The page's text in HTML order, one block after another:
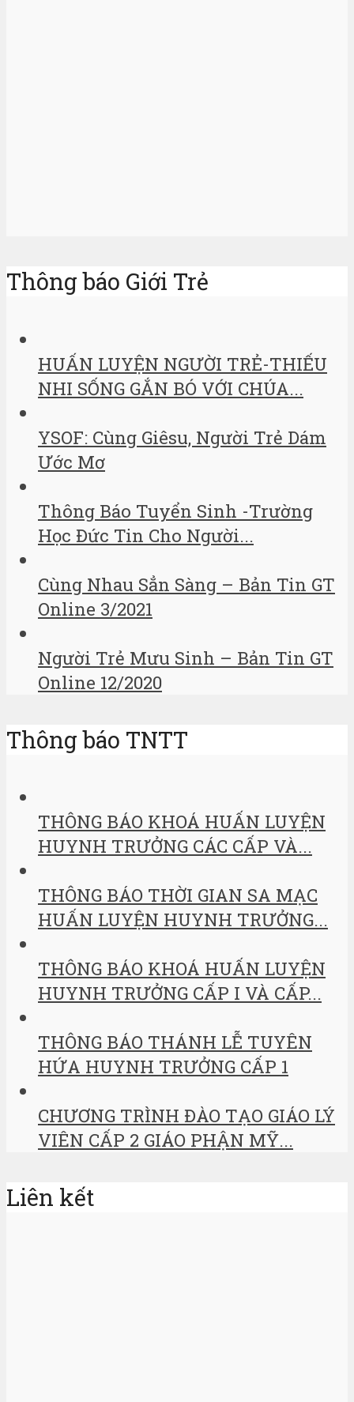
Thông báo Giới Trẻ
HUẤN LUYỆN NGƯỜI TRẺ-THIẾU
NHI SỐNG GẮN BÓ VỚI CHÚA...
YSOF: Cùng Giêsu, Người Trẻ Dám
Ước Mơ
Thông Báo Tuyển Sinh -Trường
Học Đức Tin Cho Người...
Cùng Nhau Sẳn Sàng – Bản Tin GT
Online 3/2021
Người Trẻ Mưu Sinh – Bản Tin GT
Online 12/2020
Thông báo TNTT
THÔNG BÁO KHOÁ HUẤN LUYỆN
HUYNH TRƯỞNG CÁC CẤP VÀ...
THÔNG BÁO THỜI GIAN SA MẠC
HUẤN LUYỆN HUYNH TRƯỞNG...
THÔNG BÁO KHOÁ HUẤN LUYỆN
HUYNH TRƯỞNG CẤP I VÀ CẤP...
THÔNG BÁO THÁNH LỄ TUYÊN
HỨA HUYNH TRƯỞNG CẤP 1
CHƯƠNG TRÌNH ĐÀO TẠO GIÁO LÝ
VIÊN CẤP 2 GIÁO PHẬN MỸ...
Liên kết